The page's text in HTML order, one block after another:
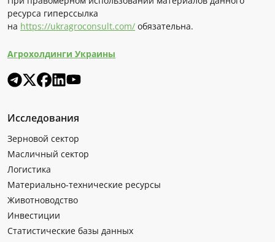
ресурса гиперссылка
на https://ukragroconsult.com/ обязательна.
Агрохолдинги Украины
Исследования
Зерновой сектор
Масличный сектор
Логистика
Материально-технические ресурсы
Животноводство
Инвестиции
Статистические базы данных